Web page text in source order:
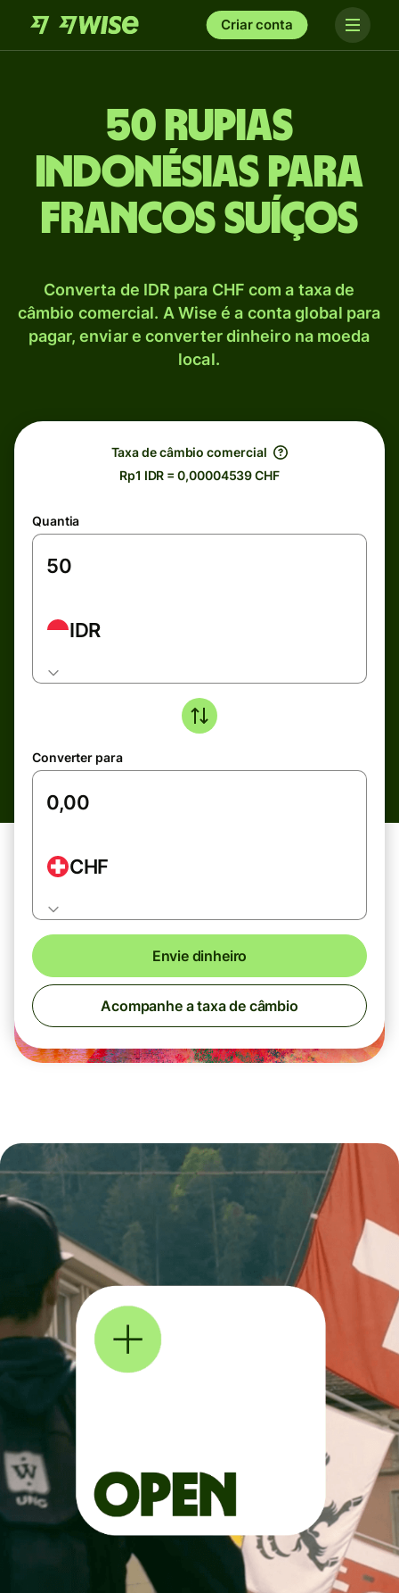
Criar conta
50 Rupias
indonésias para
Francos suíços
Converta de IDR para CHF com a taxa de
câmbio comercial. A Wise é a conta global para
pagar, enviar e converter dinheiro na moeda
local.
Taxa de câmbio comercial
Rp1 IDR = 0,00004539 CHF
Quantia
IDR
Converter para
CHF
Envie dinheiro
Acompanhe a taxa de câmbio